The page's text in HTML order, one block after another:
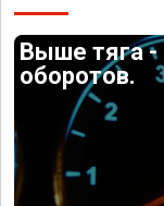
Выше тяга -
оборотов.